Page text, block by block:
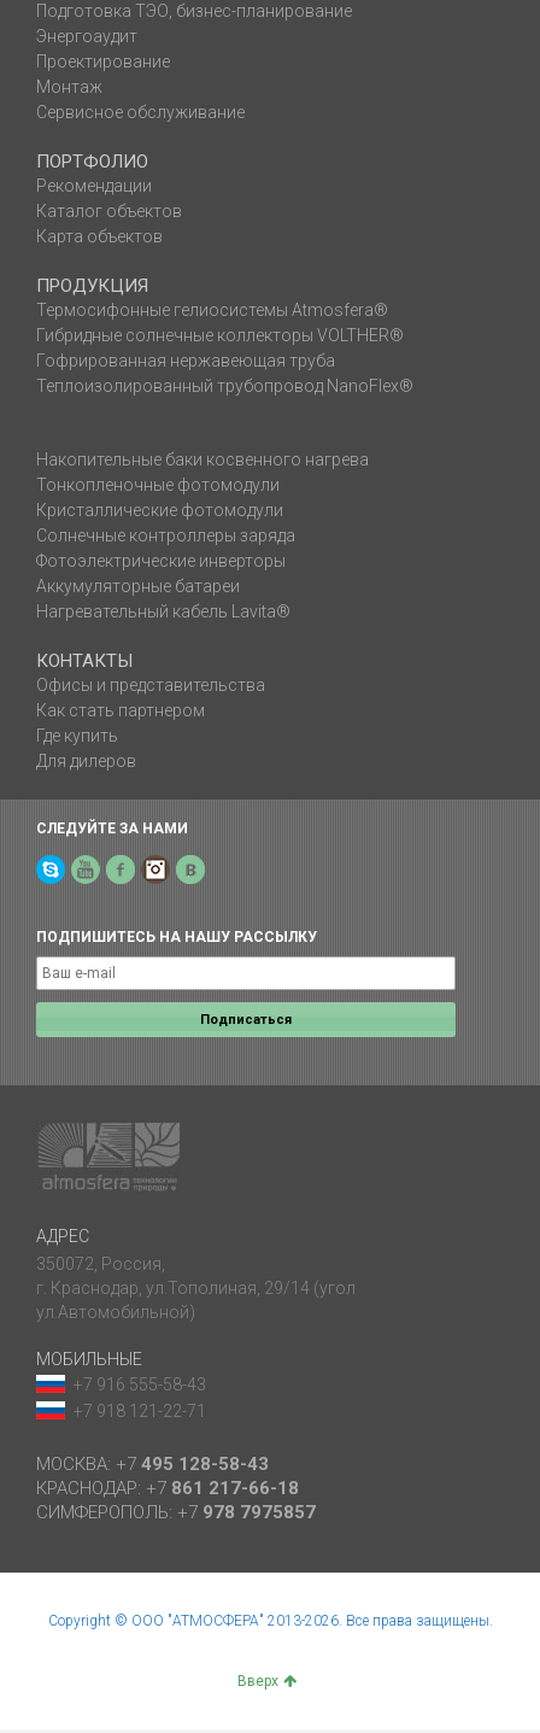
Подготовка ТЭО, бизнес-планирование
Энергоаудит
Проектирование
Монтаж
Сервисное обслуживание
ПОРТФОЛИО
Рекомендации
Каталог объектов
Карта объектов
ПРОДУКЦИЯ
Термосифонные гелиосистемы Atmosfera®
Гибридные солнечные коллекторы VOLTHER®
Гофрированная нержавеющая труба
Теплоизолированный трубопровод NanoFlex®
Накопительные баки косвенного нагрева
Тонкопленочные фотомодули
Кристаллические фотомодули
Солнечные контроллеры заряда
Фотоэлектрические инверторы
Аккумуляторные батареи
Нагревательный кабель Lavita®
КОНТАКТЫ
Офисы и представительства
Как стать партнером
Где купить
Для дилеров
СЛЕДУЙТЕ ЗА НАМИ
Skype YouTubeFacebookInstagram
ПОДПИШИТЕСЬ НА НАШУ РАССЫЛКУ
АДРЕС
350072, Россия,
г. Краснодар, ул.Тополиная, 29/14 (угол
ул.Автомобильной)
МОБИЛЬНЫЕ
+7 916 555-58-43
+7 918 121-22-71
МОСКВА: +7 495 128-58-43
КРАСНОДАР: +7 861 217-66-18
СИМФЕРОПОЛЬ: +7 978 7975857
Copyright © ООО "АТМОСФЕРА" 2013-2026. Все права защищены.
Вверх